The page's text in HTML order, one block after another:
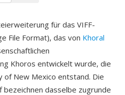
für das VIFF-
File Format), das von Khoral
Khoros entwickelt wurde, die
of New Mexico entstand. Die
bezeichnen dasselbe zugrunde